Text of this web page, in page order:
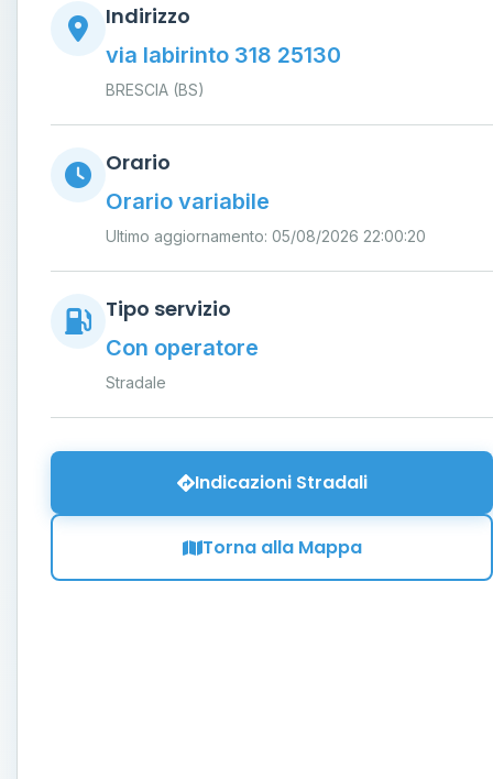
Indirizzo
via labirinto 318 25130
BRESCIA (BS)
Orario
Orario variabile
Ultimo aggiornamento: 05/08/2026 22:00:20
Tipo servizio
Con operatore
Stradale
Indicazioni Stradali
Torna alla Mappa